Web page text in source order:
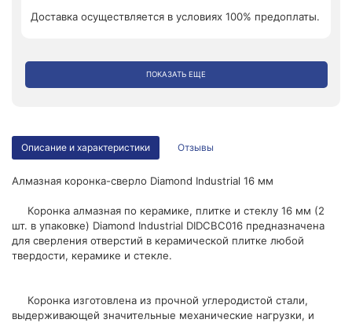
Доставка осуществляется в условиях 100% предоплаты.
ПОКАЗАТЬ ЕЩЕ
Описание и характеристики Отзывы
Алмазная коронка-сверло Diamond Industrial 16 мм
Коронка алмазная по керамике, плитке и стеклу 16 мм (2
шт. в упаковке) Diamond Industrial DIDCBC016 предназначена
для сверления отверстий в керамической плитке любой
твердости, керамике и стекле.
Коронка изготовлена из прочной углеродистой стали,
выдерживающей значительные механические нагрузки, и